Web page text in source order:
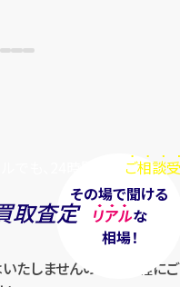
相談する
ご相談
その場で聞ける
リアルな
相場！
取査定
たしませんのでお気軽にご